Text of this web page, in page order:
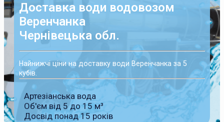
Доставка води водовозом
Веренчанка
Чернівецька обл.
Найнижчі ціни на доставку води Веренчанка за 5
кубів.
Артезіанська вода
Об'єм від 5 до 15 м³
Досвід понад 15 років